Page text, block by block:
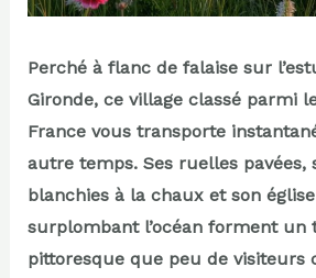
Perché à flanc de falaise sur
Gironde, ce village classé parmi
France vous transporte
autre temps. Ses ruelles pavées,
blanchies à la chaux et son
surplombant l’océan forment un
pittoresque que peu de visiteurs